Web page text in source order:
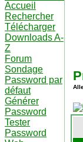
Accueil
Rechercher
Télécharger
Downloads A-
Z
Forum
Sondage
Password par
défaut
Générer
Password
Tester
Password